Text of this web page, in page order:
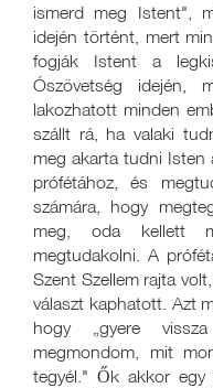
ismerd meg Istent",
idején történt, mert
fogják Istent a
Ószövetség idején,
lakozhatott minden
szállt rá, ha valaki
meg akarta tudni Isten
prófétához, és
számára, hogy
meg, oda kellett
megtudakolni. A
Szent Szellem rajta
választ kaphatott. Azt
hogy „gyere
megmondom, mit
tegyél." Ők akkor egy